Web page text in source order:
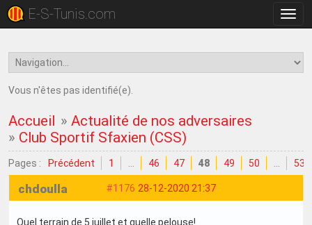
la
E-S-Tunis.com
Vous n'êtes pas identifié(e).
Accueil »Actualité de nos adversaires
» Club Sportif Sfaxien (CSS)
Pages : Précédent 1 46 47 48 49 50 53
#1176 28-12-2020 21:37
chdoulla
Quel terrain de 5 juillet et quelle pelouse!